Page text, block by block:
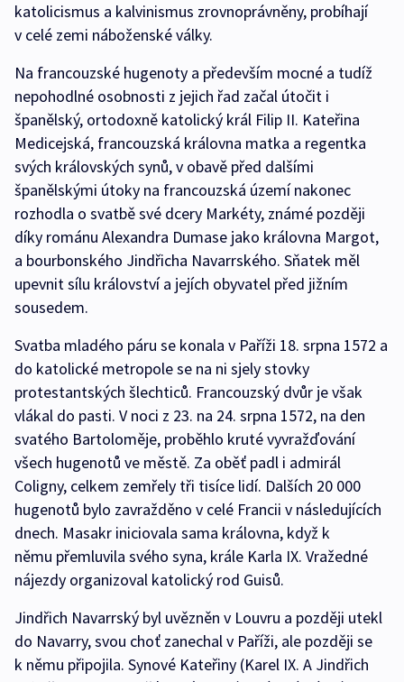
katolicismus a kalvinismus zrovnoprávněny, probíhají
v celé zemi náboženské války.
Na francouzské hugenoty a především mocné a tudíž
nepohodlné osobnosti z jejich řad začal útočit i
španělský, ortodoxně katolický král Filip II. Kateřina
Medicejská, francouzská královna matka a regentka
svých královských synů, v obavě před dalšími
španělskými útoky na francouzská území nakonec
rozhodla o svatbě své dcery Markéty, známé později
díky románu Alexandra Dumase jako královna Margot,
a bourbonského Jindřicha Navarrského. Sňatek měl
upevnit sílu království a jejích obyvatel před jižním
sousedem.
Svatba mladého páru se konala v Paříži 18. srpna 1572 a
do katolické metropole se na ni sjely stovky
protestantských šlechticů. Francouzský dvůr je však
vlákal do pasti. V noci z 23. na 24. srpna 1572, na den
svatého Bartoloměje, proběhlo kruté vyvražďování
všech hugenotů ve městě. Za oběť padl i admirál
Coligny, celkem zemřely tři tisíce lidí. Dalších 20 000
hugenotů bylo zavražděno v celé Francii v následujících
dnech. Masakr iniciovala sama královna, když k
němu přemluvila svého syna, krále Karla IX. Vražedné
nájezdy organizoval katolický rod Guisů.
Jindřich Navarrský byl uvězněn v Louvru a později utekl
do Navarry, svou choť zanechal v Paříži, ale později se
k němu připojila. Synové Kateřiny (Karel IX. A Jindřich